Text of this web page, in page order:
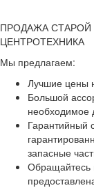
ПРОДАЖА СТАРОЙ
ЦЕНТРОТЕХНИКА
Мы предлагаем:
Лучшие цены
Большой
необходимое
Гарантийный
запасные
Обращайтесь